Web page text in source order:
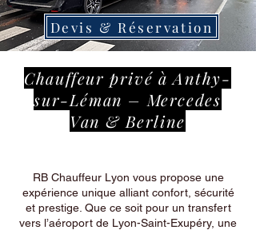
Devis & Réservation
Chauffeur privé à Anthy-
sur-Léman – Mercedes
Van & Berline
RB Chauffeur Lyon vous propose une
expérience unique alliant confort, sécurité
et prestige. Que ce soit pour un transfert
vers l’aéroport de Lyon-Saint-Exupéry, une